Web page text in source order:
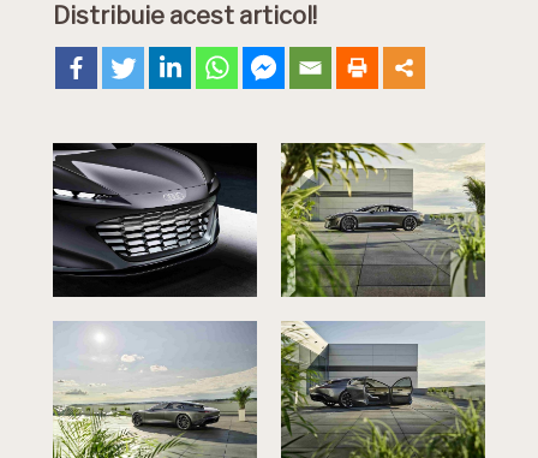
Distribuie acest articol!